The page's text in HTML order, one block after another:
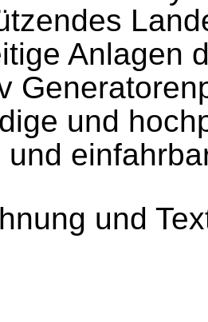
Anlagen
und
und
und